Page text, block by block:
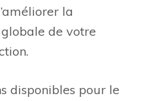
la
de votre
disponibles pour le